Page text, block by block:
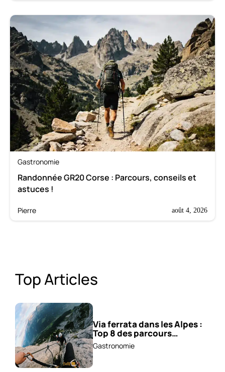
Gastronomie
Randonnée GR20 Corse : Parcours, conseils et
astuces !
Pierre août 4, 2026
Top Articles
Via ferrata dans les Alpes :
Top 8 des parcours
sensationnels !
Gastronomie